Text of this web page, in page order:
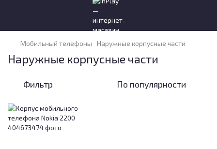
Мобильный телефоны Наружные корпусные части
Наружные корпусные части
Фильтр По популярности